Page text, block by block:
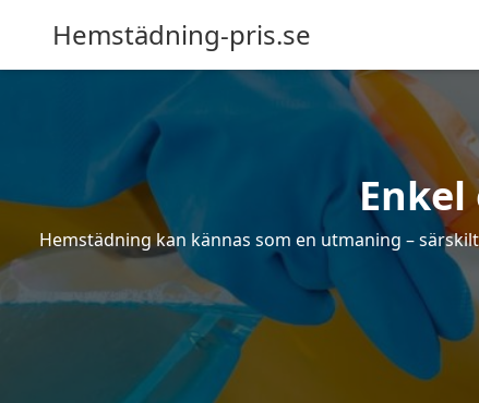
Hemstädning-pris.se
Hemstädning kan kännas som en utmaning –